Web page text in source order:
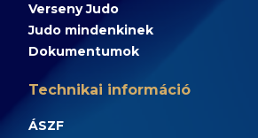
Verseny Judo
Judo mindenkinek
Dokumentumok
Technikai információ
ÁSZF